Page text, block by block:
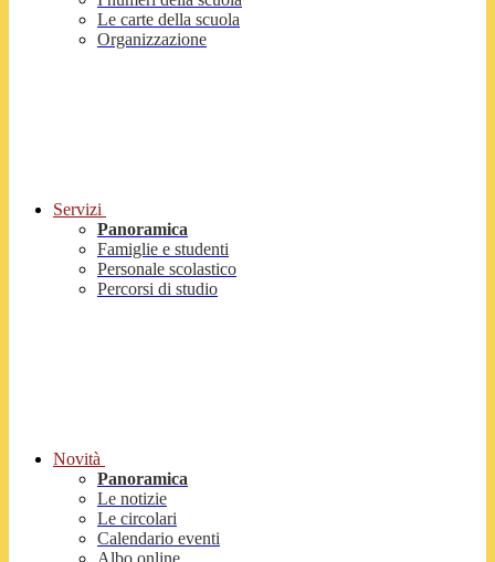
Le carte della scuola
Organizzazione
Servizi
Panoramica
Famiglie e studenti
Personale scolastico
Percorsi di studio
Novità
Panoramica
Le notizie
Le circolari
Calendario eventi